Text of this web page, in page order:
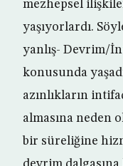
mezhepsel
yaşıyorlardı.
yanlış- Devrim/
konusunda
azınlıkların
almasına neden
bir süreliğine